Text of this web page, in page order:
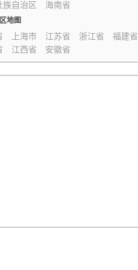
族自治区
海南省
地图
上海市 江苏省 浙江省
福建省
江西省 安徽省